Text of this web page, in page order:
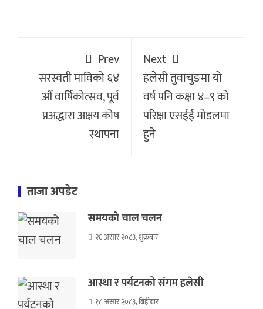
Prev
सरस्वती माविको ६४
औं वार्षिकोत्सव, पूर्व
प्रअद्धारा अक्षय कोष
स्थापना
Next
हलेसी तुवाचुङमा यो
वर्ष पनि कक्षा ४–९ को
परिक्षा एसईई मोडलमा
हुने
ताजा अपडेट
समयको चाल चलन
२६ असार २०८३, शुक्रबार
आस्था र पर्यटनको संगम हलेसी
१८ असार २०८३, बिहीबार